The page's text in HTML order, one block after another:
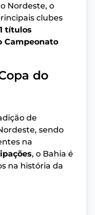
Nordeste, o
clubes
títulos
Campeonato
do
de
sendo
na
, o Bahia é
na história da